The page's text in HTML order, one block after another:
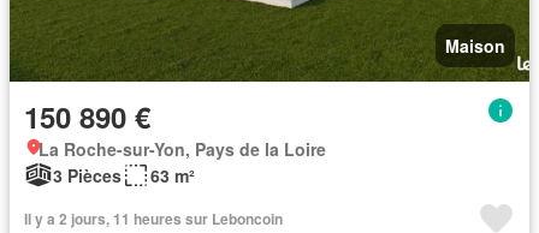
Maison
150 890 €
La Roche-sur-Yon, Pays de la Loire
3 Pièces
63 m²
Il y a 2 jours, 11 heures sur Leboncoin